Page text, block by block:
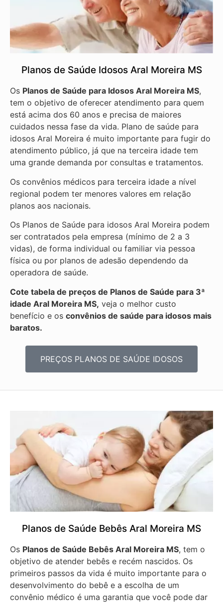
Planos de Saúde Idosos Aral Moreira MS
Os Planos de Saúde para Idosos Aral Moreira MS,
tem o objetivo de oferecer atendimento para quem
está acima dos 60 anos e precisa de maiores
cuidados nessa fase da vida. Plano de saúde para
idosos Aral Moreira é muito importante para fugir do
atendimento público, já que na terceira idade tem
uma grande demanda por consultas e tratamentos.
Os convênios médicos para terceira idade a nível
regional podem ter menores valores em relação
planos aos nacionais.
Os Planos de Saúde para idosos Aral Moreira podem
ser contratados pela empresa (mínimo de 2 a 3
vidas), de forma individual ou familiar via pessoa
física ou por planos de adesão dependendo da
operadora de saúde.
Cote tabela de preços de Planos de Saúde para 3ª
idade Aral Moreira MS, veja o melhor custo
benefício e os convênios de saúde para idosos mais
baratos.
PREÇOS PLANOS DE SAÚDE IDOSOS
Planos de Saúde Bebês Aral Moreira MS
Os Planos de Saúde Bebês Aral Moreira MS, tem o
objetivo de atender bebês e recém nascidos. Os
primeiros passos da vida é muito importante para o
desenvolvimento do bebê e a escolha de um
convênio médico é uma garantia que você pode dar